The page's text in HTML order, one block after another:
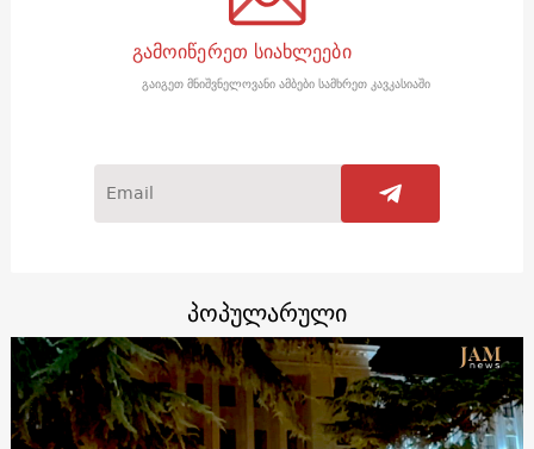
გამოიწერეთ სიახლეები
გაიგეთ მნიშვნელოვანი ამბები სამხრეთ კავკასიაში
პოპულარული